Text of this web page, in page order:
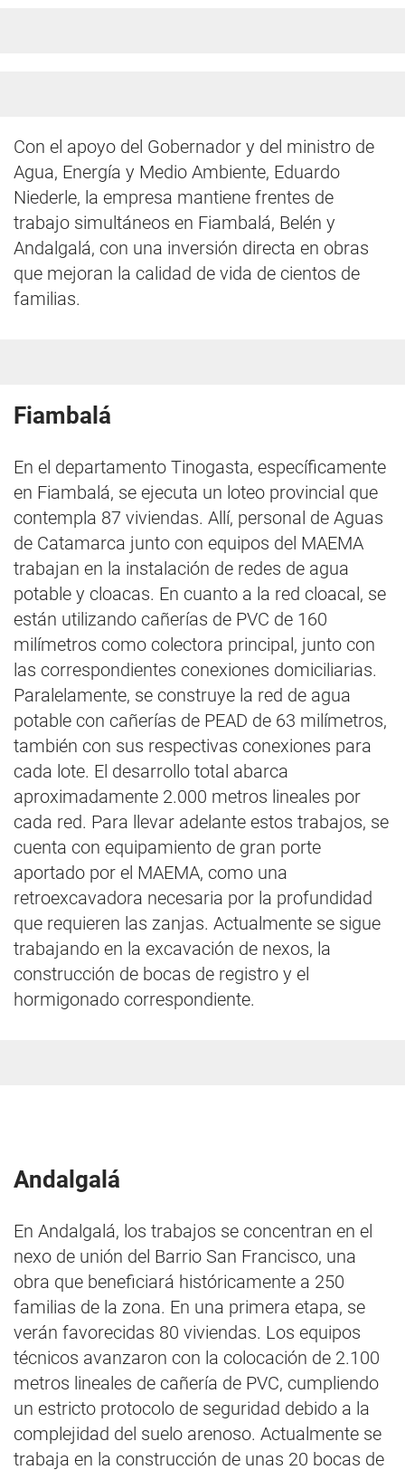
Con el apoyo del Gobernador y del ministro de
Agua, Energía y Medio Ambiente, Eduardo
Niederle, la empresa mantiene frentes de
trabajo simultáneos en Fiambalá, Belén y
Andalgalá, con una inversión directa en obras
que mejoran la calidad de vida de cientos de
familias.
Fiambalá
En el departamento Tinogasta, específicamente
en Fiambalá, se ejecuta un loteo provincial que
contempla 87 viviendas. Allí, personal de Aguas
de Catamarca junto con equipos del MAEMA
trabajan en la instalación de redes de agua
potable y cloacas. En cuanto a la red cloacal, se
están utilizando cañerías de PVC de 160
milímetros como colectora principal, junto con
las correspondientes conexiones domiciliarias.
Paralelamente, se construye la red de agua
potable con cañerías de PEAD de 63 milímetros,
también con sus respectivas conexiones para
cada lote. El desarrollo total abarca
aproximadamente 2.000 metros lineales por
cada red. Para llevar adelante estos trabajos, se
cuenta con equipamiento de gran porte
aportado por el MAEMA, como una
retroexcavadora necesaria por la profundidad
que requieren las zanjas. Actualmente se sigue
trabajando en la excavación de nexos, la
construcción de bocas de registro y el
hormigonado correspondiente.
Andalgalá
En Andalgalá, los trabajos se concentran en el
nexo de unión del Barrio San Francisco, una
obra que beneficiará históricamente a 250
familias de la zona. En una primera etapa, se
verán favorecidas 80 viviendas. Los equipos
técnicos avanzaron con la colocación de 2.100
metros lineales de cañería de PVC, cumpliendo
un estricto protocolo de seguridad debido a la
complejidad del suelo arenoso. Actualmente se
trabaja en la construcción de unas 20 bocas de